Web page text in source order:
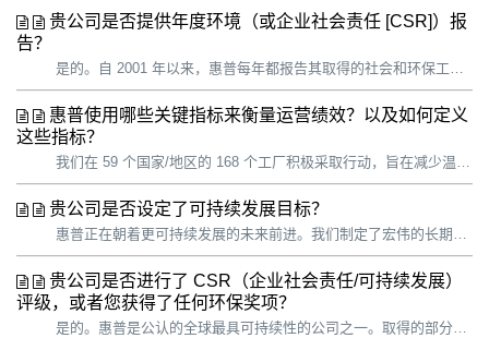
贵公司是否提供年度环境（或企业社会责任 [CSR]）报
告？
是的。自 2001 年以来，惠普每年都报告其取得的社会和环保工作进展。我们为客户、行业分析师、社会责任投资者、非政府组织 (NGO)、员工、可持续发展专家、政府等利益相关者提供详细的信息。 确定报告内容时，我们会考虑： • 我们的重要性评估 • 惠普高管和内容专家的意见 • 外部利益相...
惠普使用哪些关键指标来衡量运营绩效？以及如何定义
这些指标？
我们在 59 个国家/地区的 168 个工厂积极采取行动，旨在减少温室气体 (GHG) 排放、能源和水消耗以及废弃物的产生。尽管与惠普运营相关的温室气体排放仅占我们总体碳足迹的 1%，但是我们对自己的运营具有最大的控制力和影响力，也最有能力产生即时影响。通过过渡到可持续运营模式，我们用行动展示了我们的价值观，并...
贵公司是否设定了可持续发展目标？
惠普正在朝着更可持续发展的未来前进。我们制定了宏伟的长期目标，并将战略重点放在可以发挥最大影响的领域。 惠普支持联合国可持续发展目标 (SDG)，并一如既往地致力于推动实现与我们可持续发展战略密切相关的特定目标： 到 2025 年，在惠普个人系统和印刷产品组合中使用 30% 的消费后再生塑料。1 到 2...
贵公司是否进行了 CSR（企业社会责任/可持续发展）
评级，或者您获得了任何环保奖项？
是的。惠普是公认的全球最具可持续性的公司之一。取得的部分荣誉： 2020 年 CDP 排名排名 —— 全球唯一一家在 CDP 气候、森林和水资源保护方面获得 3A 评级并入围供应商参与度排行榜的科技公司。 全球 100 强 —— 连续 6 年入选“全球最具可持续性百强企业”榜单。 能源之星 —— 连续第...